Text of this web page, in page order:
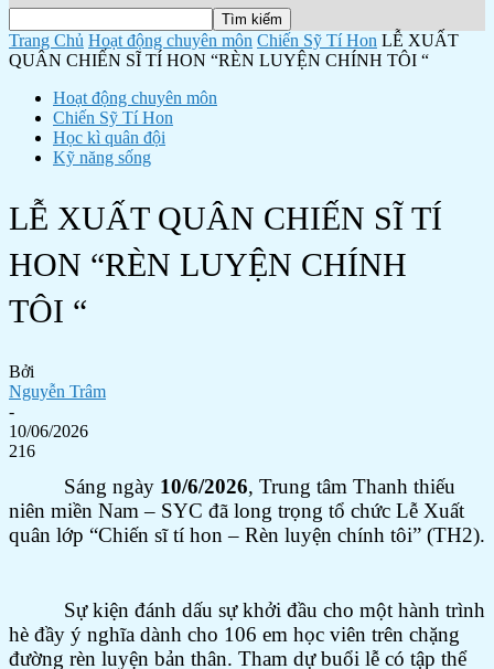
Trang Chủ Hoạt động chuyên môn Chiến Sỹ Tí Hon LỄ XUẤT
QUÂN CHIẾN SĨ TÍ HON “RÈN LUYỆN CHÍNH TÔI “
Hoạt động chuyên môn
Chiến Sỹ Tí Hon
Học kì quân đội
Kỹ năng sống
LỄ XUẤT QUÂN CHIẾN SĨ TÍ
HON “RÈN LUYỆN CHÍNH
TÔI “
Bởi
Nguyễn Trâm
-
10/06/2026
216
Sáng ngày 10/6/2026, Trung tâm Thanh thiếu
niên miền Nam – SYC đã long trọng tổ chức Lễ Xuất
quân lớp “Chiến sĩ tí hon – Rèn luyện chính tôi” (TH2).
Sự kiện đánh dấu sự khởi đầu cho một hành trình
hè đầy ý nghĩa dành cho 106 em học viên trên chặng
đường rèn luyện bản thân. Tham dự buổi lễ có tập thể